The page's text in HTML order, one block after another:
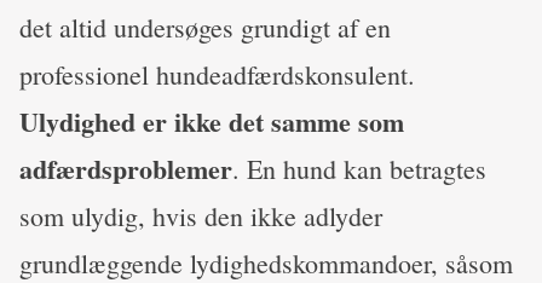
det altid undersøges grundigt af en
professionel hundeadfærdskonsulent.
Ulydighed er ikke det samme som
adfærdsproblemer. En hund kan betragtes
som ulydig, hvis den ikke adlyder
grundlæggende lydighedskommandoer, såsom